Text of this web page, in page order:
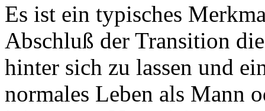
Es ist ein typisches
Abschluß der Transition
hinter sich zu lassen und
normales Leben als Mann